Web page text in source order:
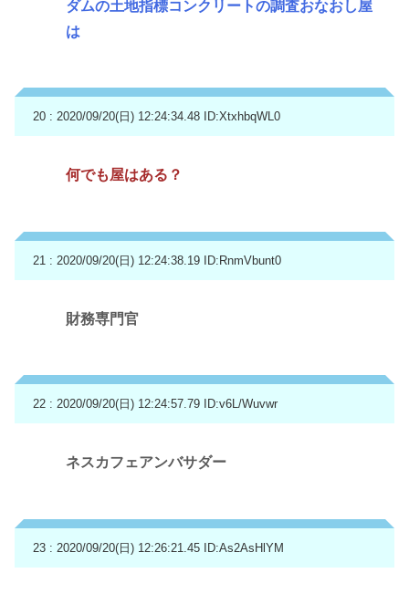
ダムの土地指標コンクリートの調査おなおし屋
は
20 : 2020/09/20(日) 12:24:34.48 ID:XtxhbqWL0
何でも屋はある？
21 : 2020/09/20(日) 12:24:38.19 ID:RnmVbunt0
財務専門官
22 : 2020/09/20(日) 12:24:57.79 ID:v6L/Wuvwr
ネスカフェアンバサダー
23 : 2020/09/20(日) 12:26:21.45 ID:As2AsHlYM